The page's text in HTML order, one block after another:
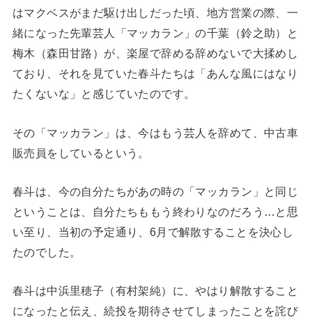
はマクベスがまだ駆け出しだった頃、地方営業の際、一
緒になった先輩芸人「マッカラン」の千葉（鈴之助）と
梅木（森田甘路）が、楽屋で辞める辞めないで大揉めし
ており、それを見ていた春斗たちは「あんな風にはなり
たくないな」と感じていたのです。
その「マッカラン」は、今はもう芸人を辞めて、中古車
販売員をしているという。
春斗は、今の自分たちがあの時の「マッカラン」と同じ
ということは、自分たちももう終わりなのだろう…と思
い至り、当初の予定通り、6月で解散することを決心し
たのでした。
春斗は中浜里穂子（有村架純）に、やはり解散すること
になったと伝え、続投を期待させてしまったことを詫び